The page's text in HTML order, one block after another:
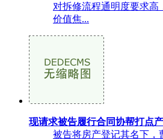
对拆修流程通明度要求
价值焦...
现请求被告履行合同协帮打点
被告将房产登记其名下，